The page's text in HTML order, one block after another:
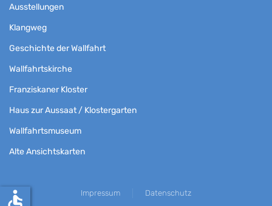
Ausstellungen
Klangweg
Geschichte der Wallfahrt
Wallfahrtskirche
Franziskaner Kloster
Haus zur Aussaat / Klostergarten
Wallfahrtsmuseum
Alte Ansichtskarten
Impressum Datenschutz
accessible